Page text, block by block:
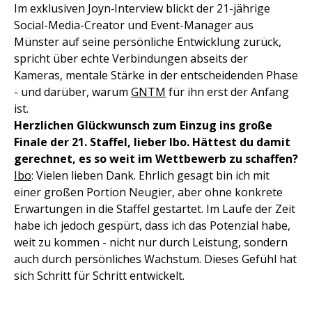
Im exklusiven Joyn‑Interview blickt der 21-jährige
Social-Media-Creator und Event-Manager aus
Münster auf seine persönliche Entwicklung zurück,
spricht über echte Verbindungen abseits der
Kameras, mentale Stärke in der entscheidenden Phase
- und darüber, warum GNTM für ihn erst der Anfang
ist.
Herzlichen Glückwunsch zum Einzug ins große
Finale der 21. Staffel, lieber Ibo. Hättest du damit
gerechnet, es so weit im Wettbewerb zu schaffen?
Ibo: Vielen lieben Dank. Ehrlich gesagt bin ich mit
einer großen Portion Neugier, aber ohne konkrete
Erwartungen in die Staffel gestartet. Im Laufe der Zeit
habe ich jedoch gespürt, dass ich das Potenzial habe,
weit zu kommen - nicht nur durch Leistung, sondern
auch durch persönliches Wachstum. Dieses Gefühl hat
sich Schritt für Schritt entwickelt.